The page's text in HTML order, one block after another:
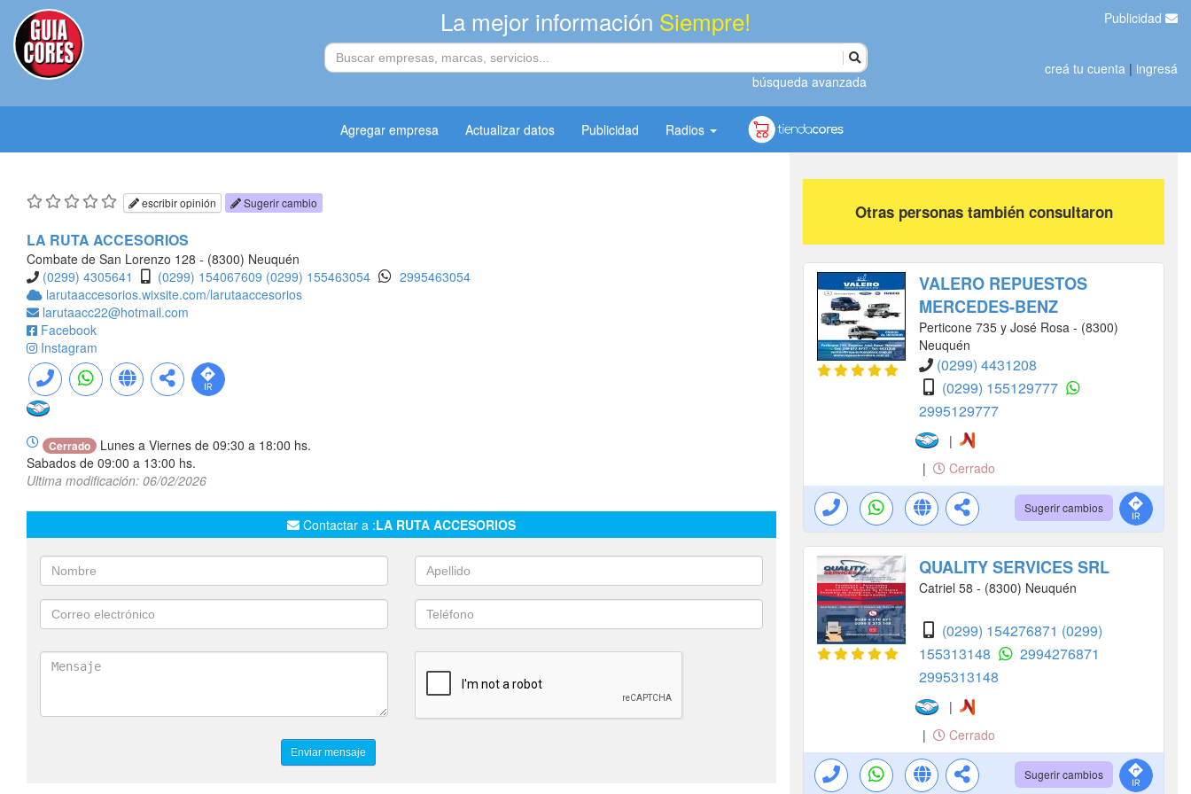
La mejor información Siempre!
búsqueda avanzada
Publicidad
creá tu cuenta | ingresá
Agregar empresa Actualizar datos Publicidad Radios
escribir opinión Sugerir cambio
LA RUTA ACCESORIOS
Combate de San Lorenzo 128 - (8300) Neuquén
(0299) 4305641
(0299) 154067609 (0299) 155463054
2995463054
larutaaccesorios.wixsite.com/larutaaccesorios
larutaacc22@hotmail.com
Facebook
Instagram
Cerrado
Lunes a Viernes de 09:30 a 18:00 hs.
Sabados de 09:00 a 13:00 hs.
Ultima modificación: 06/02/2026
Contactar a :LA RUTA ACCESORIOS
Otras personas también consultaron
VALERO REPUESTOS
MERCEDES-BENZ
Perticone 735 y José Rosa - (8300)
Neuquén
(0299) 4431208
(0299) 155129777
2995129777
|
|
Cerrado
Sugerir cambios
QUALITY SERVICES SRL
Catriel 58 - (8300) Neuquén
(0299) 154276871 (0299)
155313148
2994276871
2995313148
|
|
Cerrado
Sugerir cambios